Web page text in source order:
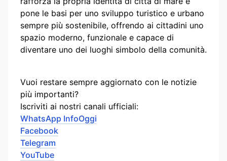
pone le basi per uno sviluppo turistico e urbano
sempre più sostenibile, offrendo ai cittadini uno
spazio moderno, funzionale e capace di
diventare uno dei luoghi simbolo della comunità.
Vuoi restare sempre aggiornato con le notizie
più importanti?
Iscriviti ai nostri canali ufficiali:
WhatsApp InfoOggi
Facebook
Telegram
YouTube